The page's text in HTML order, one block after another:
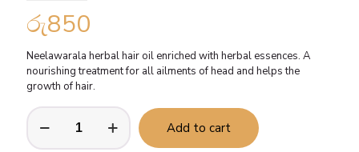
රු850
Neelawarala herbal hair oil enriched with herbal essences. A
nourishing treatment for all ailments of head and helps the
growth of hair.
Neelawarala
Herbal
Hair
Add to cart